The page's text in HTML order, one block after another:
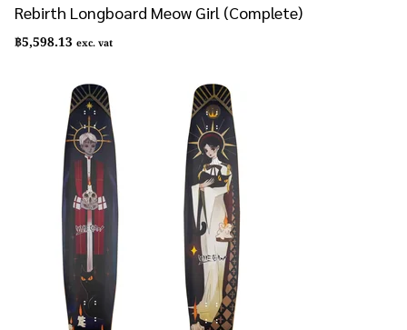
Rebirth Longboard Meow Girl (Complete)
฿5,598.13 exc. vat